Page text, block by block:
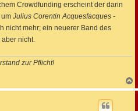
Crowdfunding erscheint der darin
Julius Corentin Acquesfacques -
nicht mehr; ein neuerer Band des
nicht.
zur Pflicht!
a